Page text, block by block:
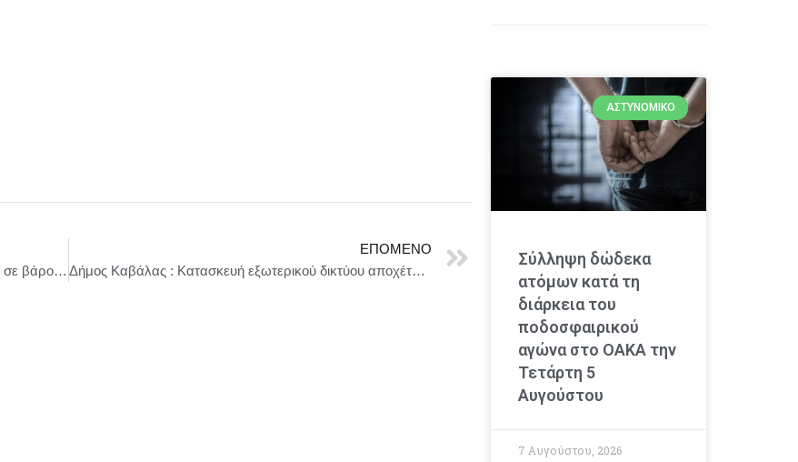
Συνελήφθησαν 3 ανήλικες που διέπραξαν κλοπή σε βάρος ημεδαπής στην Κάντζα
ΕΠΌΜΕΝΟ
Δήμος Καβάλας : Κατασκευή εξωτερικού δικτύου αποχέτευσης στο Πηλοθεραπευτήριο Κρηνίδων
ΑΣΤΥΝΟΜΙΚΌ
Σύλληψη δώδεκα
ατόμων κατά τη
διάρκεια του
ποδοσφαιρικού
αγώνα στο ΟΑΚΑ την
Τετάρτη 5
Αυγούστου
7 Αυγούστου, 2026